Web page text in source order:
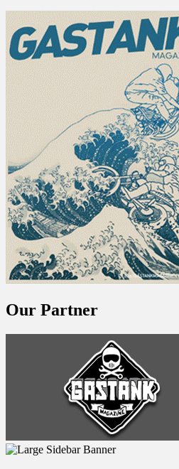
Our Partner